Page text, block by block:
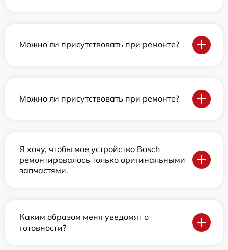
Можно ли присутствовать при ремонте?
Можно ли присутствовать при ремонте?
Я хочу, чтобы мое устройство Bosch
ремонтировалось только оригинальными
запчастями.
Каким образом меня уведомят о
готовности?